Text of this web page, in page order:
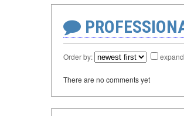
Order by:
There are no comments yet